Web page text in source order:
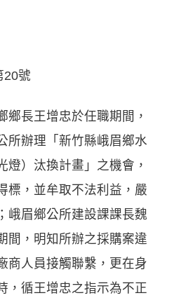
20號
鄉長王增忠於任職期間，
所辦理「新竹縣峨眉鄉水
燈）汰換計畫」之機會，
標，並牟取不法利益，嚴
峨眉鄉公所建設課課長魏
間，明知所辦之採購案違
商人員接觸聯繫，更在身
，循王增忠之指示為不正